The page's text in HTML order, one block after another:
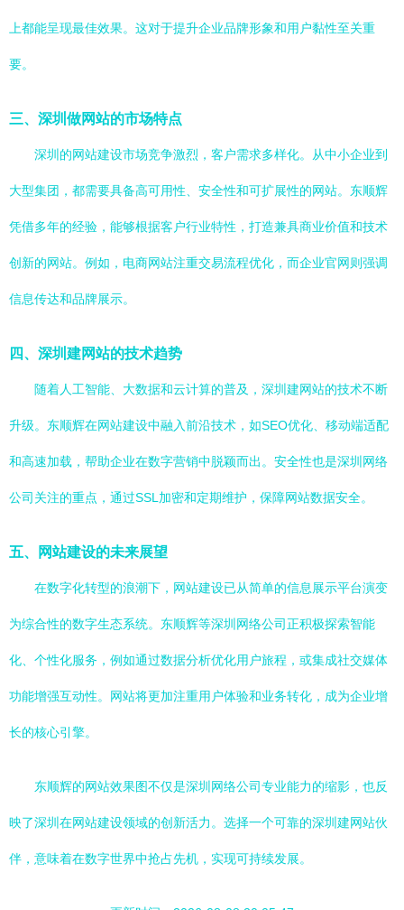
上都能呈现最佳效果。这对于提升企业品牌形象和用户黏性至关重
要。
三、深圳做网站的市场特点
深圳的网站建设市场竞争激烈，客户需求多样化。从中小企业到
大型集团，都需要具备高可用性、安全性和可扩展性的网站。东顺辉
凭借多年的经验，能够根据客户行业特性，打造兼具商业价值和技术
创新的网站。例如，电商网站注重交易流程优化，而企业官网则强调
信息传达和品牌展示。
四、深圳建网站的技术趋势
随着人工智能、大数据和云计算的普及，深圳建网站的技术不断
升级。东顺辉在网站建设中融入前沿技术，如SEO优化、移动端适配
和高速加载，帮助企业在数字营销中脱颖而出。安全性也是深圳网络
公司关注的重点，通过SSL加密和定期维护，保障网站数据安全。
五、网站建设的未来展望
在数字化转型的浪潮下，网站建设已从简单的信息展示平台演变
为综合性的数字生态系统。东顺辉等深圳网络公司正积极探索智能
化、个性化服务，例如通过数据分析优化用户旅程，或集成社交媒体
功能增强互动性。网站将更加注重用户体验和业务转化，成为企业增
长的核心引擎。
东顺辉的网站效果图不仅是深圳网络公司专业能力的缩影，也反
映了深圳在网站建设领域的创新活力。选择一个可靠的深圳建网站伙
伴，意味着在数字世界中抢占先机，实现可持续发展。